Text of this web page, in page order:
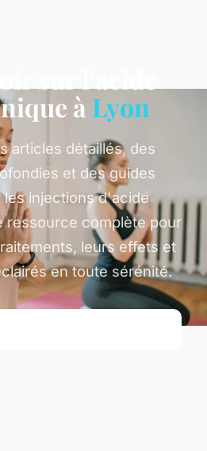
à Lyon
articles détaillés, des
et des guides
les injections d'acide
ressource complète pour
leurs effets et
en toute sérénité.